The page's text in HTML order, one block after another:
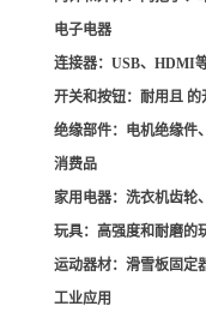
电子电器
连接器：USB、HDMI
开关和按钮：耐用且 的
绝缘部件：电机绝缘件
消费品
家用电器：洗衣机齿轮
玩具：高强度和耐磨的
运动器材：滑雪板固定
工业应用